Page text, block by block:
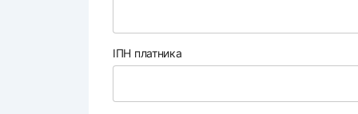
ІПН платника